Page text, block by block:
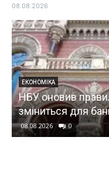
08.08.2026
ЕКОНОМІКА
НБУ оновив
зміниться для
08.08.2026 0